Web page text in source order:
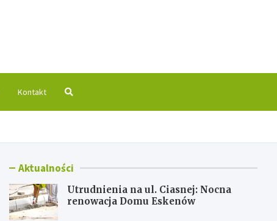
Kontakt
Aktualności
Utrudnienia na ul. Ciasnej: Nocna
renowacja Domu Eskenów